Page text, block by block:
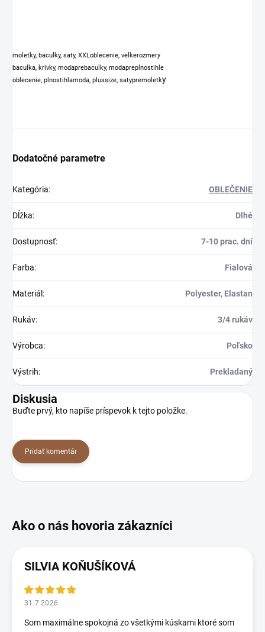
moletky, baculky, saty, XXLoblecenie, velkerozmery
baculka, krivky, modaprebaculky, modapreplnostihle
oblecenie, plnostihlamoda, plussize, satypremoletky
Dodatočné parametre
Kategória: OBLEČENIE
Dĺžka: Dlhé
Dostupnosť: 7-10 prac. dní
Farba: Fialová
Materiál: Polyester, Elastan
Rukáv: 3/4 rukáv
Výrobca: Poľsko
Výstrih: Prekladaný
Diskusia
Buďte prvý, kto napíše príspevok k tejto položke.
Pridať komentár
SILVIA KOŇUŠÍKOVÁ
31.7.2026
Som maximálne spokojná zo všetkými kúskami ktoré som